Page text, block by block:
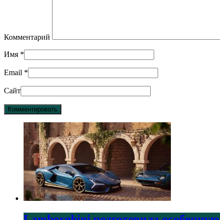
Комментарий
Имя *
Email *
Сайт